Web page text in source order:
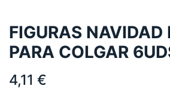
FIGURAS NAVIDAD
PARA COLGAR
4,11 €